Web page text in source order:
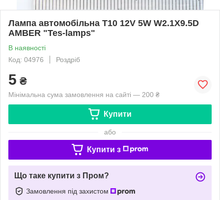
Лампа автомобільна T10 12V 5W W2.1X9.5D
AMBER "Tes-lamps"
В наявності
Код: 04976
Роздріб
5 ₴
Мінімальна сума замовлення на сайті — 200 ₴
Купити
або
Купити з
Що таке купити з Пром?
Замовлення під захистом